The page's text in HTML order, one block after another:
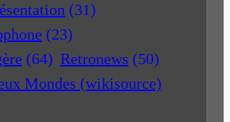
(31)
(23)
(64) Retronews (50)
Mondes (wikisource)